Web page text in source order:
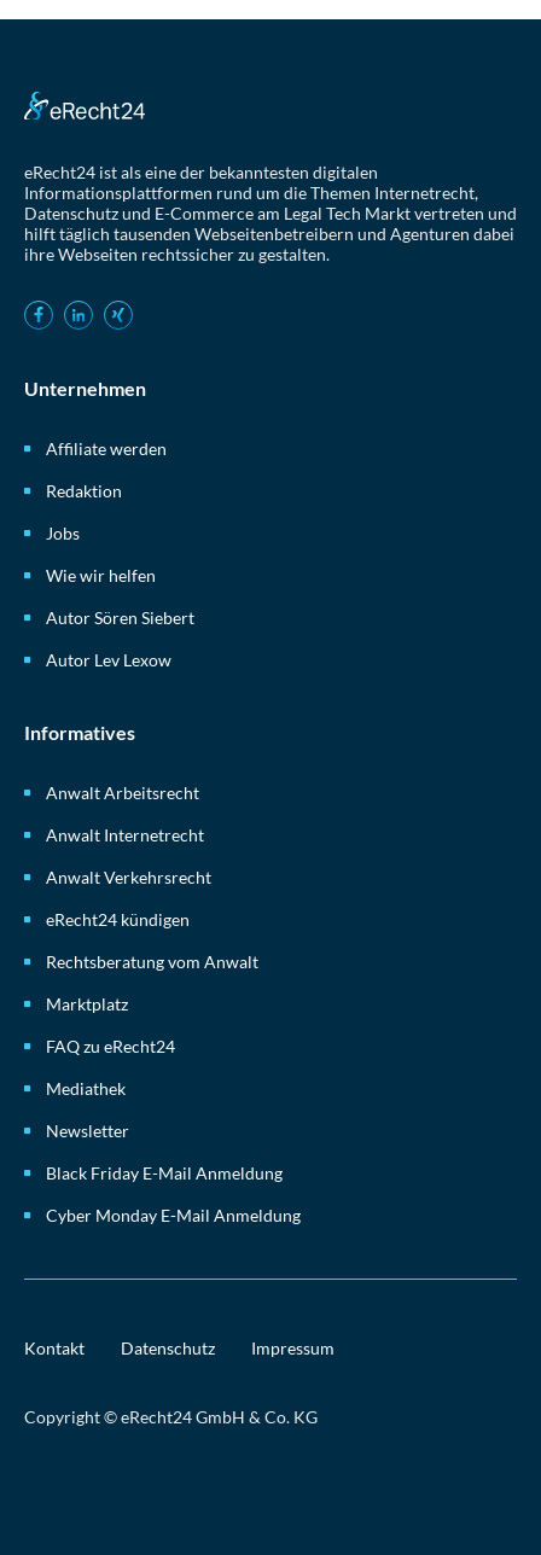
eRecht24 ist als eine der bekanntesten digitalen
Informationsplattformen rund um die Themen Internetrecht,
Datenschutz und E-Commerce am Legal Tech Markt vertreten und
hilft täglich tausenden Webseitenbetreibern und Agenturen dabei
ihre Webseiten rechtssicher zu gestalten.
Unternehmen
Affiliate werden
Redaktion
Jobs
Wie wir helfen
Autor Sören Siebert
Autor Lev Lexow
Informatives
Anwalt Arbeitsrecht
Anwalt Internetrecht
Anwalt Verkehrsrecht
eRecht24 kündigen
Rechtsberatung vom Anwalt
Marktplatz
FAQ zu eRecht24
Mediathek
Newsletter
Black Friday E-Mail Anmeldung
Cyber Monday E-Mail Anmeldung
Kontakt Datenschutz Impressum
Copyright © eRecht24 GmbH & Co. KG